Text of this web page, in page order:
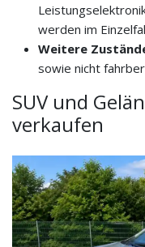
werden im
Weitere
sowie nicht
SUV und
verkaufen